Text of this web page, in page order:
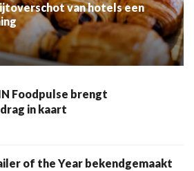
van hotels een
Foodpulse brengt
in kaart
of the Year bekendgemaakt